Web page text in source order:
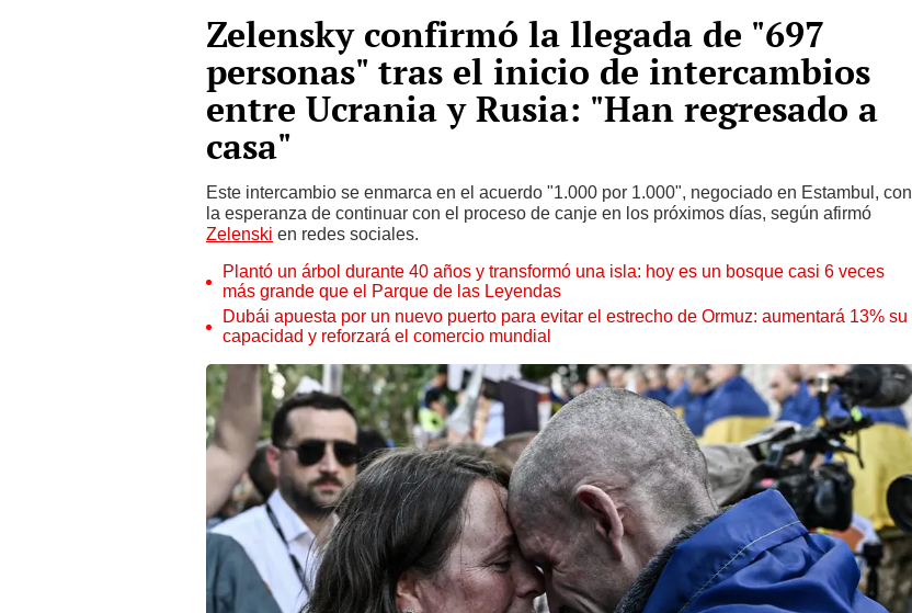
Zelensky confirmó la llegada de "697
personas" tras el inicio de intercambios
entre Ucrania y Rusia: "Han regresado a
casa"
Este intercambio se enmarca en el acuerdo "1.000 por 1.000", negociado en Estambul, con
la esperanza de continuar con el proceso de canje en los próximos días, según afirmó
Zelenski en redes sociales.
Plantó un árbol durante 40 años y transformó una isla: hoy es un bosque casi 6 veces
más grande que el Parque de las Leyendas
Dubái apuesta por un nuevo puerto para evitar el estrecho de Ormuz: aumentará 13% su
capacidad y reforzará el comercio mundial